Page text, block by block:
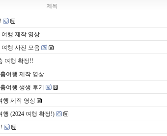
제목
행 제작 영상
행 사진 모음
여행 확정!!
여행 제작 영상
여행 생생 후기
행 제작 영상
(2024 여행 확정!)